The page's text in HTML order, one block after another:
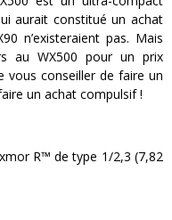
aurait constitué un achat
n’existeraient pas. Mais
au WX500 pour un prix
vous conseiller de faire un
un achat compulsif !
R™ de type 1/2,3 (7,82